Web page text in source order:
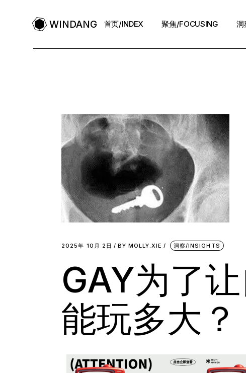
WINDANG 首页/INDEX 聚焦/FOCUSING 洞
2025年 10月 2日 BY MOLLY.XIE 洞察/INSIGHTS
GAY为了
能玩多大？